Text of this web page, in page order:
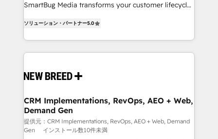
Type I and HIPAA attested for enterprise-grade data
SmartBug Media transforms your customer lifecycle
includes specialized divisions Globalia (AI &
Software) and Point Success Media (Paid Media),
making this the official home for all three brands. 🔄
and system integrations powered by Globalia’s
trainers to drive platform adoption. 📈 Revenue
Generation - Full-funnel marketing and high-
performance advertising via Point Success Media. -
Expert deployment of Breeze AI and custom agents
ソリューション・パートナー5.0
CRM Implementations, RevOps, AEO + Web,
Demand Gen
提供元：CRM Implementations, RevOps, AEO + Web, Demand
Gen
インストール数10件未満